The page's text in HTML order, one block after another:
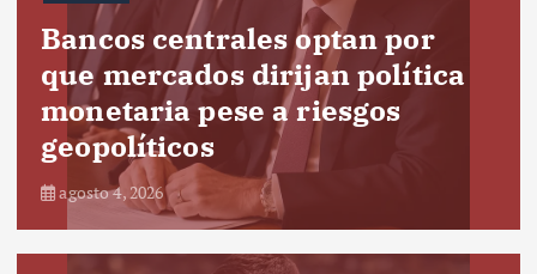
Bancos centrales optan por
que mercados dirijan política
monetaria pese a riesgos
geopolíticos
agosto 4, 2026